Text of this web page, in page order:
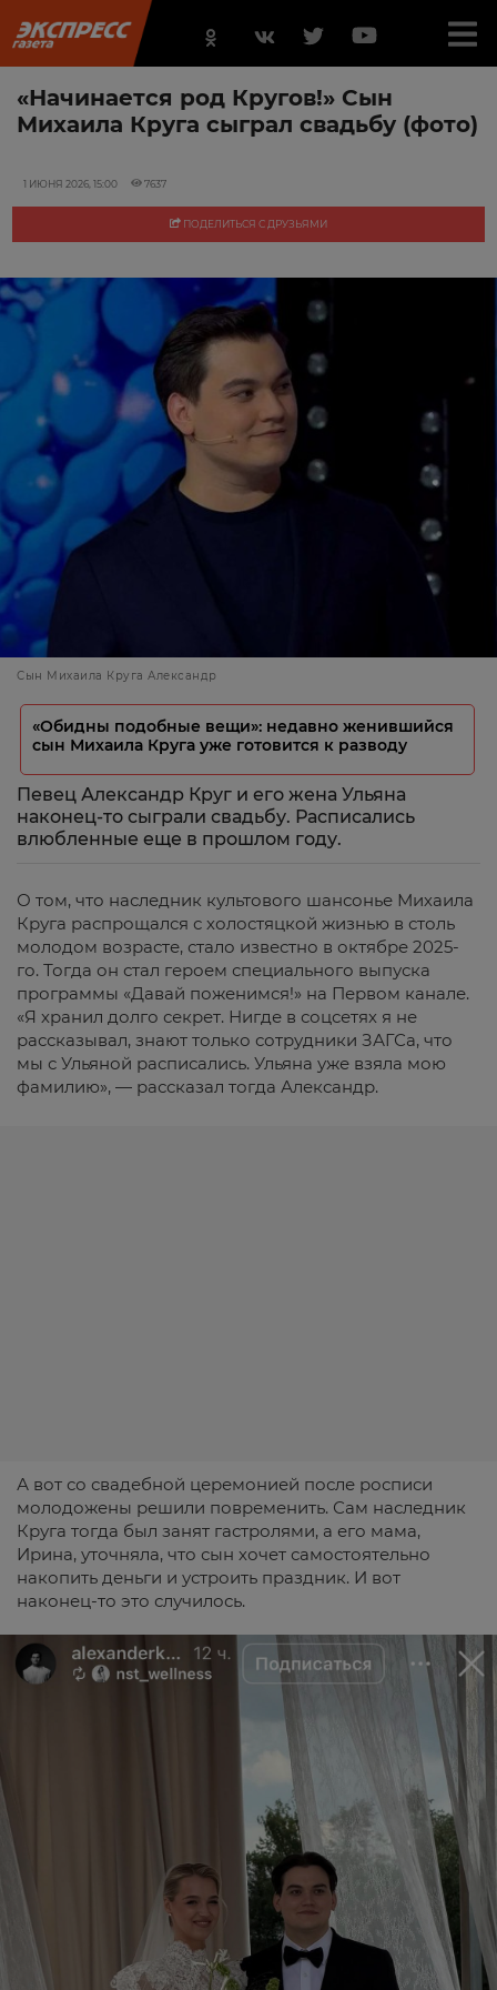
«Начинается род Кругов!» Сын
Михаила Круга сыграл свадьбу (фото)
1 ИЮНЯ 2026, 15:00 7637
ПОДЕЛИТЬСЯ С ДРУЗЬЯМИ
Сын Михаила Круга Александр
«Обидны подобные вещи»: недавно женившийся
сын Михаила Круга уже готовится к разводу
Певец Александр Круг и его жена Ульяна
наконец-то сыграли свадьбу. Расписались
влюбленные еще в прошлом году.
О том, что наследник культового шансонье Михаила
Круга распрощался с холостяцкой жизнью в столь
молодом возрасте, стало известно в октябре 2025-
го. Тогда он стал героем специального выпуска
программы «Давай поженимся!» на Первом канале.
«Я хранил долго секрет. Нигде в соцсетях я не
рассказывал, знают только сотрудники ЗАГСа, что
мы с Ульяной расписались. Ульяна уже взяла мою
фамилию», — рассказал тогда Александр.
А вот со свадебной церемонией после росписи
молодожены решили повременить. Сам наследник
Круга тогда был занят гастролями, а его мама,
Ирина, уточняла, что сын хочет самостоятельно
накопить деньги и устроить праздник. И вот
наконец-то это случилось.